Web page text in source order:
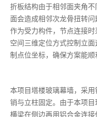
折板结构由于相邻面夹角
面会造成相邻次龙骨扭转
作为受力构件，节点连接
空间三维定位方式控制立
制点位坐标，确保方案能顺
本项目塔楼玻璃幕墙，采
销与立柱固定。由于本项
横梁在侧边再用铝合金连